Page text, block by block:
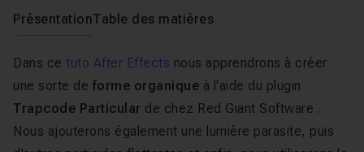
PrésentationTable des matières
Dans ce tuto After Effects nous apprendrons à créer
une sorte de forme organique à l'aide du plugin
Trapcode Particular de chez Red Giant Software .
Nous ajouterons également une lumière parasite, puis